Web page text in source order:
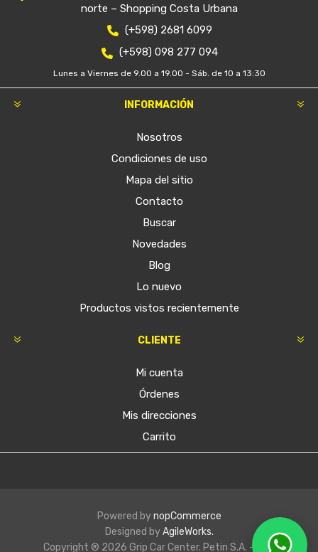
norte – Shopping Costa Urbana
(+598) 2681 6099
(+598) 098 277 094
Lunes a Viernes de 9.00 a 19.00 - Sáb. de 10 a 13:30
INFORMACIÓN
Nosotros
Condiciones de uso
Mapa del sitio
Contacto
Buscar
Novedades
Blog
Lo nuevo
Productos vistos recientemente
CLIENTE
Mi cuenta
Órdenes
Mis direcciones
Carrito
Powered bynopCommerce
Designed byAgileWorks.
Copyright ® 2026 Grip Car Center. Petin S.A. - RUT